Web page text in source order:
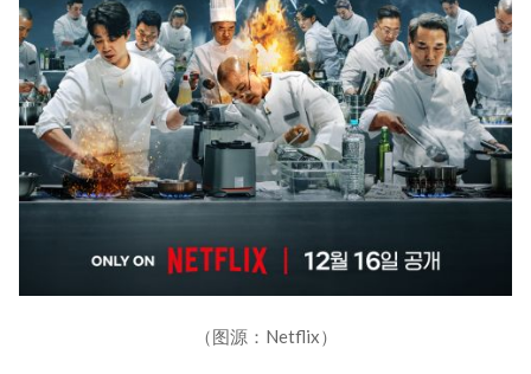
（图源：Netflix）